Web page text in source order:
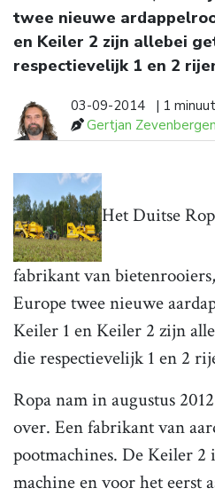
twee nieuwe
en Keiler 2 zijn allebei
respectievelijk 1 en 2
03-09-2014
| 1 minuut
Gertjan Zevenbergen
Het Duitse
fabrikant van
Europe twee nieuwe
Keiler 1 en Keiler 2 zijn
die respectievelijk 1 en 2
Ropa nam in augustus
over. Een fabrikant van
pootmachines. De Keiler 2
machine en voor het eerst